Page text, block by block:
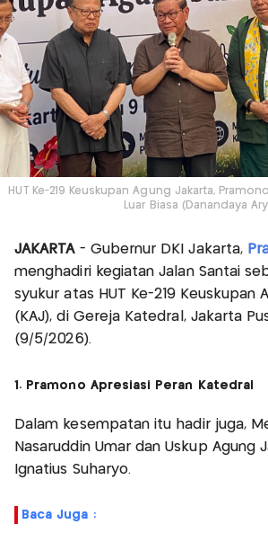
HUT Ke-219 Keuskupan Agung Jakarta,
Luar Biasa (Danandaya
JAKARTA- Gubernur DKI Jakarta,
menghadiri kegiatan Jalan Santai
syukur atas HUT Ke-219 Keuskupan
(KAJ), di Gereja Katedral, Jakarta
(9/5/2026).
1. Pramono Apresiasi Peran Katedral
Dalam kesempatan itu hadir juga,
Nasaruddin Umar dan Uskup Agung
Ignatius Suharyo.
Baca Juga :